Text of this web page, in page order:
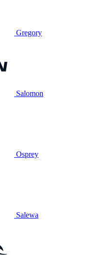
Gregory
Salomon
Osprey
Salewa